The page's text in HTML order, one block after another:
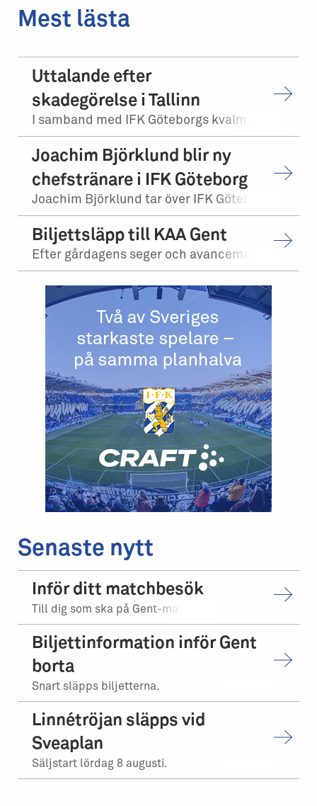
Mest lästa
Uttalande efter
skadegörelse i Tallinn
Joachim Björklund blir ny
chefstränare i IFK Göteborg
Biljettsläpp till KAA Gent
Senaste nytt
Inför ditt matchbesök
Till dig som ska på Gent-matchen.
Biljettinformation inför Gent
borta
Snart släpps biljetterna.
Linnétröjan släpps vid
Sveaplan
Säljstart lördag 8 augusti.